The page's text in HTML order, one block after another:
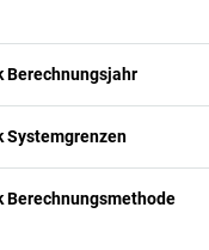
Berechnungsjahr
Systemgrenzen
Berechnungsmethode